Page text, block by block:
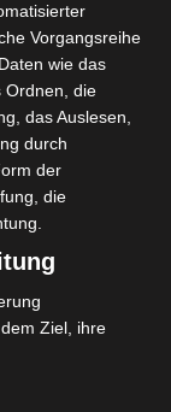
– Club
Ayadi,
sportif
Mohamed
Vorgangsreihe
wie das
Ordnen, die
das Auslesen,
durch
der
die
Ziel, ihre